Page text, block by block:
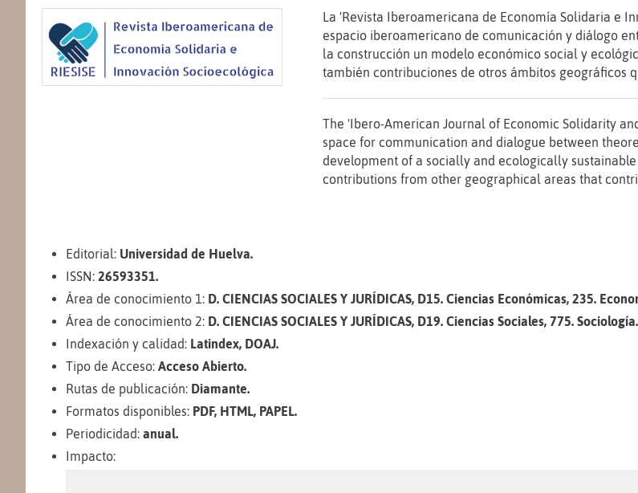
La 'Revista Iberoamericana de Economía Solidaria e
espacio iberoamericano de comunicación y diálogo
la construcción un modelo económico social y
también contribuciones de otros ámbitos geográficos
The 'Ibero-American Journal of Economic Solidarity
space for communication and dialogue between
development of a socially and ecologically
contributions from other geographical areas that
Editorial: Universidad de Huelva.
ISSN: 26593351.
Área de conocimiento 1: D. CIENCIAS SOCIALES Y JURÍDICAS, D15. Ciencias Económicas, 235.
Área de conocimiento 2: D. CIENCIAS SOCIALES Y JURÍDICAS, D19. Ciencias Sociales, 775. Sociología.
Indexación y calidad: Latindex, DOAJ.
Tipo de Acceso: Acceso Abierto.
Rutas de publicación: Diamante.
Formatos disponibles: PDF, HTML, PAPEL.
Periodicidad: anual.
Impacto: